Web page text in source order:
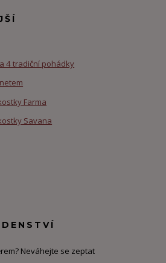
4 tradiční pohádky
Farma
Savana
Neváhejte se zeptat